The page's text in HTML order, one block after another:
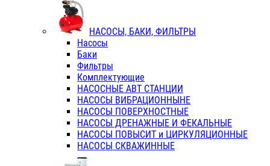
НАСОСЫ, БАКИ, ФИЛЬТРЫ
Насосы
Баки
Фильтры
Комплектующие
НАСОСНЫЕ АВТ СТАНЦИИ
НАСОСЫ ВИБРАЦИОННЫНЕ
НАСОСЫ ПОВЕРХНОСТНЫЕ
НАСОСЫ ДРЕНАЖНЫЕ И ФЕКАЛЬНЫЕ
НАСОСЫ ПОВЫСИТ и ЦИРКУЛЯЦИОННЫЕ
НАСОСЫ СКВАЖИННЫЕ